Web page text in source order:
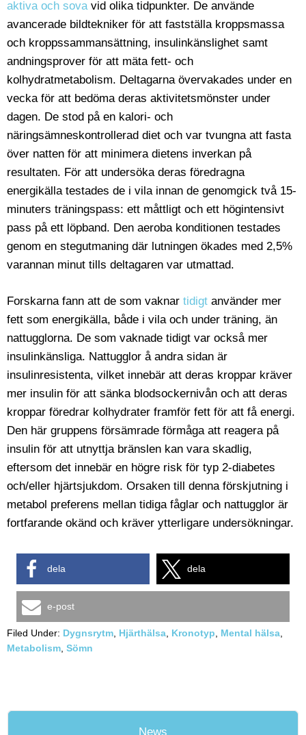
aktiva och sovavid olika tidpunkter. De använde
avancerade bildtekniker för att fastställa kroppsmassa
och kroppssammansättning, insulinkänslighet samt
andningsprover för att mäta fett- och
kolhydratmetabolism. Deltagarna övervakades under en
vecka för att bedöma deras aktivitetsmönster under
dagen. De stod på en kalori- och
näringsämneskontrollerad diet och var tvungna att fasta
över natten för att minimera dietens inverkan på
resultaten. För att undersöka deras föredragna
energikälla testades de i vila innan de genomgick två 15-
minuters träningspass: ett måttligt och ett högintensivt
pass på ett löpband. Den aeroba konditionen testades
genom en stegutmaning där lutningen ökades med 2,5%
varannan minut tills deltagaren var utmattad.
Forskarna fann att de som vaknar tidigt använder mer
fett som energikälla, både i vila och under träning, än
nattugglorna. De som vaknade tidigt var också mer
insulinkänsliga. Nattugglor å andra sidan är
insulinresistenta, vilket innebär att deras kroppar kräver
mer insulin för att sänka blodsockernivån och att deras
kroppar föredrar kolhydrater framför fett för att få energi.
Den här gruppens försämrade förmåga att reagera på
insulin för att utnyttja bränslen kan vara skadlig,
eftersom det innebär en högre risk för typ 2-diabetes
och/eller hjärtsjukdom. Orsaken till denna förskjutning i
metabol preferens mellan tidiga fåglar och nattugglor är
fortfarande okänd och kräver ytterligare undersökningar.
dela dela
e-post
Filed Under: Dygnsrytm Hjärthälsa Kronotyp Mental hälsa
Metabolism Sömn
News